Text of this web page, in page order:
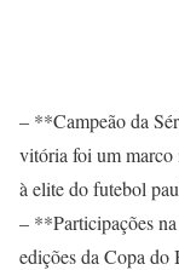
– **Campeão da
vitória foi um marco
à elite do futebol
– **Participações
edições da Copa do